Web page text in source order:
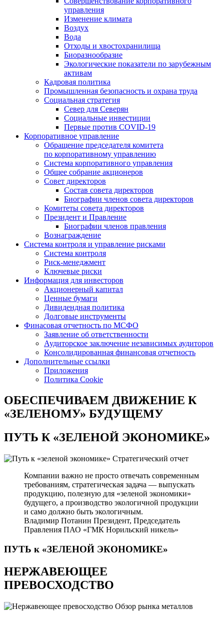
управления
Изменение климата
Воздух
Вода
Отходы и хвостохранилища
Биоразнообразие
Экологические показатели по зарубежным
активам
Кадровая политика
Промышленная безопасность и охрана труда
Социальная стратегия
Север для Северян
Социальные инвестиции
Первые против COVID‑19
Корпоративное управление
Обращение председателя комитета
по корпоративному управлению
Система корпоративного управления
Общее собрание акционеров
Совет директоров
Состав совета директоров
Биографии членов совета директоров
Комитеты совета директоров
Президент и Правление
Биографии членов правления
Вознаграждение
Система контроля и управление рисками
Система контроля
Риск-менеджмент
Ключевые риски
Информация для инвесторов
Акционерный капитал
Ценные бумаги
Дивидендная политика
Долговые инструменты
Финасовая отчетность по МСФО
Заявление об ответственности
Аудиторское заключение независимых аудиторов
Консолидированная финансовая отчетность
Дополнительные ссылки
Приложения
Политика Cookie
ОБЕСПЕЧИВАЕМ ДВИЖЕНИЕ К
«ЗЕЛЕНОМУ» БУДУЩЕМУ
ПУТЬ К«ЗЕЛЕНОЙ ЭКОНОМИКЕ»
Стратегический отчет
Компании важно не просто отвечать современным
требованиям, стратегическая задача — выпускать
продукцию, полезную для «зеленой экономики»
будущего, а производство экологичной продукции
и само должно быть экологичным.
Владимир Потанин Президент, Председатель
Правления ПАО «ГМК Норильский никель»
ПУТЬ к «ЗЕЛЕНОЙ ЭКОНОМИКЕ»
НЕРЖАВЕЮЩЕЕ
ПРЕВОСХОДСТВО
Обзор рынка металлов